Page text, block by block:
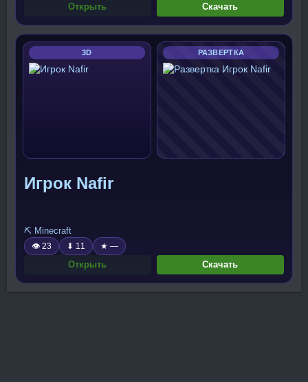
Открыть Скачать
3D РАЗВЕРТКА
Игрок Nafir
⛏️ Minecraft
👁 23 ⬇ 11 ★ —
Открыть Скачать